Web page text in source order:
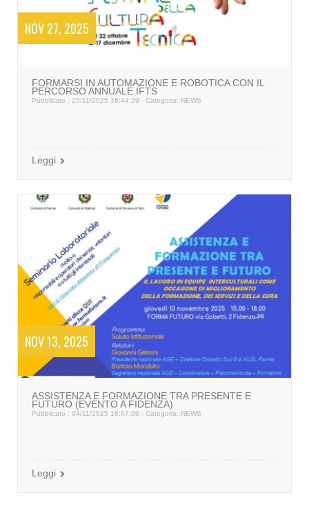
NOV 27, 2025
FORMARSI IN AUTOMAZIONE E ROBOTICA CON IL
PERCORSO ANNUALE IFTS
Pubblicato : 25/11/2025 16:44:29 - Categoria: NEWS
Leggi
NOV 13, 2025
ASSISTENZA E FORMAZIONE TRA PRESENTE E
FUTURO (EVENTO A FIDENZA)
Pubblicato : 04/11/2025 16:07:36 - Categoria: NEWS
Leggi